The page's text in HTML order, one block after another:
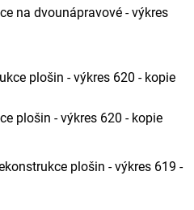
na dvounápravové - výkres
plošin - výkres 620 - kopie